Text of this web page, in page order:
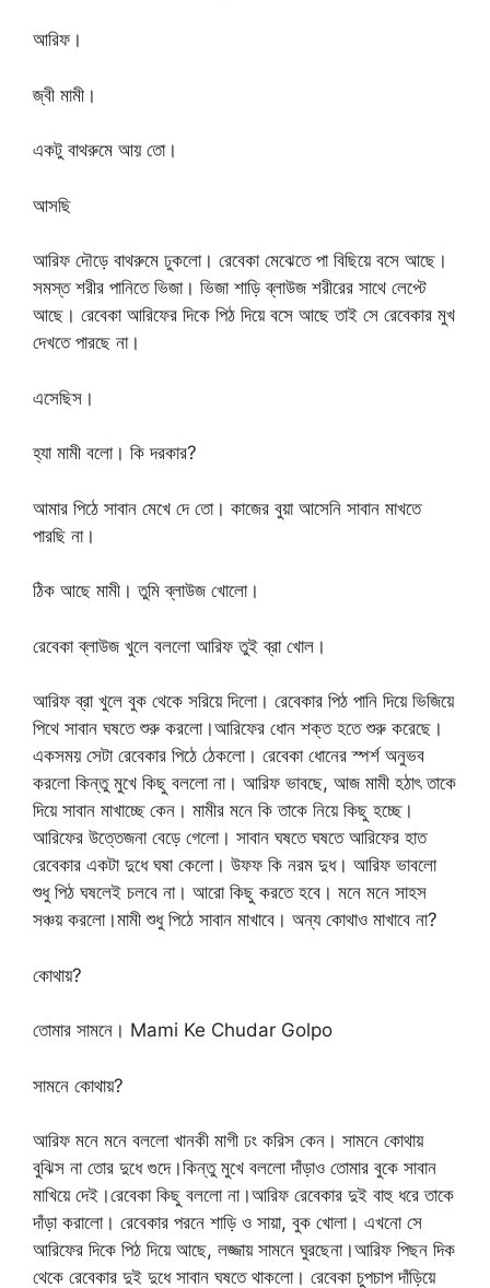
আরিফ।
জ্বী মামী।
একটু বাথরুমে আয় তো।
আসছি
আরিফ দৌড়ে বাথরুমে ঢুকলো। রেবেকা মেঝেতে পা বিছিয়ে বসে আছে।
সমস্ত শরীর পানিতে ভিজা। ভিজা শাড়ি ব্লাউজ শরীরের সাথে লেপ্টে
আছে। রেবেকা আরিফের দিকে পিঠ দিয়ে বসে আছে তাই সে রেবেকার মুখ
দেখতে পারছে না।
এসেছিস।
হ্যা মামী বলো। কি দরকার?
আমার পিঠে সাবান মেখে দে তো। কাজের বুয়া আসেনি সাবান মাখতে
পারছি না।
ঠিক আছে মামী। তুমি ব্লাউজ খোলো।
রেবেকা ব্লাউজ খুলে বললো আরিফ তুই ব্রা খোল।
আরিফ ব্রা খুলে বুক থেকে সরিয়ে দিলো। রেবেকার পিঠ পানি দিয়ে ভিজিয়ে
পিথে সাবান ঘষতে শুরু করলো।আরিফের ধোন শক্ত হতে শুরু করেছে।
একসময় সেটা রেবেকার পিঠে ঠেকলো। রেবেকা ধোনের স্পর্শ অনুভব
করলো কিন্তু মুখে কিছু বললো না। আরিফ ভাবছে, আজ মামী হঠাৎ তাকে
দিয়ে সাবান মাখাচ্ছে কেন। মামীর মনে কি তাকে নিয়ে কিছু হচ্ছে।
আরিফের উত্তেজনা বেড়ে গেলো। সাবান ঘষতে ঘষতে আরিফের হাত
রেবেকার একটা দুধে ঘষা কেলো। উফফ কি নরম দুধ। আরিফ ভাবলো
শুধু পিঠ ঘষলেই চলবে না। আরো কিছু করতে হবে। মনে মনে সাহস
সঞ্চয় করলো।মামী শুধু পিঠে সাবান মাখাবে। অন্য কোথাও মাখাবে না?
কোথায়?
তোমার সামনে। Mami Ke Chudar Golpo
সামনে কোথায়?
আরিফ মনে মনে বললো খানকী মাগী ঢং করিস কেন। সামনে কোথায়
বুঝিস না তোর দুধে গুদে।কিন্তু মুখে বললো দাঁড়াও তোমার বুকে সাবান
মাখিয়ে দেই।রেবেকা কিছু বললো না।আরিফ রেবেকার দুই বাহু ধরে তাকে
দাঁড়া করালো। রেবেকার পরনে শাড়ি ও সায়া, বুক খোলা। এখনো সে
আরিফের দিকে পিঠ দিয়ে আছে, লজ্জায় সামনে ঘুরছেনা।আরিফ পিছন দিক
থেকে রেবেকার দুই দুধে সাবান ঘষতে থাকলো। রেবেকা চুপচাপ দাঁড়িয়ে